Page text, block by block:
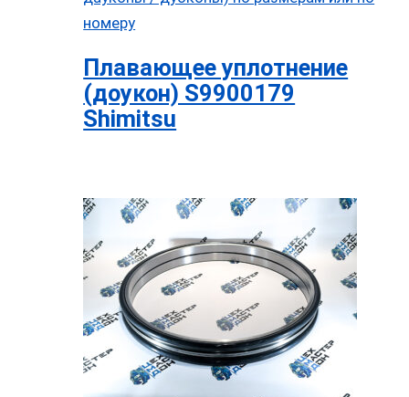
Плавающее уплотнение
(доукон) S9900179
Shimitsu